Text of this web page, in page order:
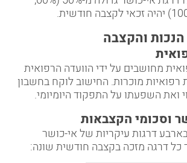
והקצבה
מחושבים על ידי הוועדה הרפואית
מוכרות. החישוב לוקח בחשבון
ואת השפעתו על התפקוד היומיומי.
וסכומי הקצבאות
דרגות עיקריות של אי-כושר
דרגה מזכה בקצבה חודשית שונה: